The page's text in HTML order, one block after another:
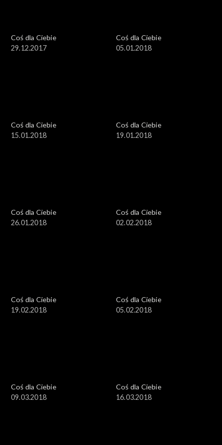
Coś dla Ciebie
29.12.2017
Coś dla Ciebie
05.01.2018
Coś dla Ciebie
15.01.2018
Coś dla Ciebie
19.01.2018
Coś dla Ciebie
26.01.2018
Coś dla Ciebie
02.02.2018
Coś dla Ciebie
19.02.2018
Coś dla Ciebie
05.02.2018
Coś dla Ciebie
09.03.2018
Coś dla Ciebie
16.03.2018